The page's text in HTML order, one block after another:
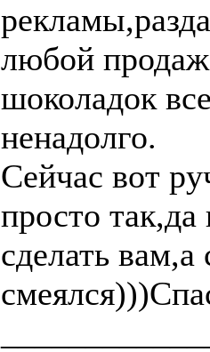
любой
шоколадок
ненадолго.
Сейчас вот
просто
сделать вам,а